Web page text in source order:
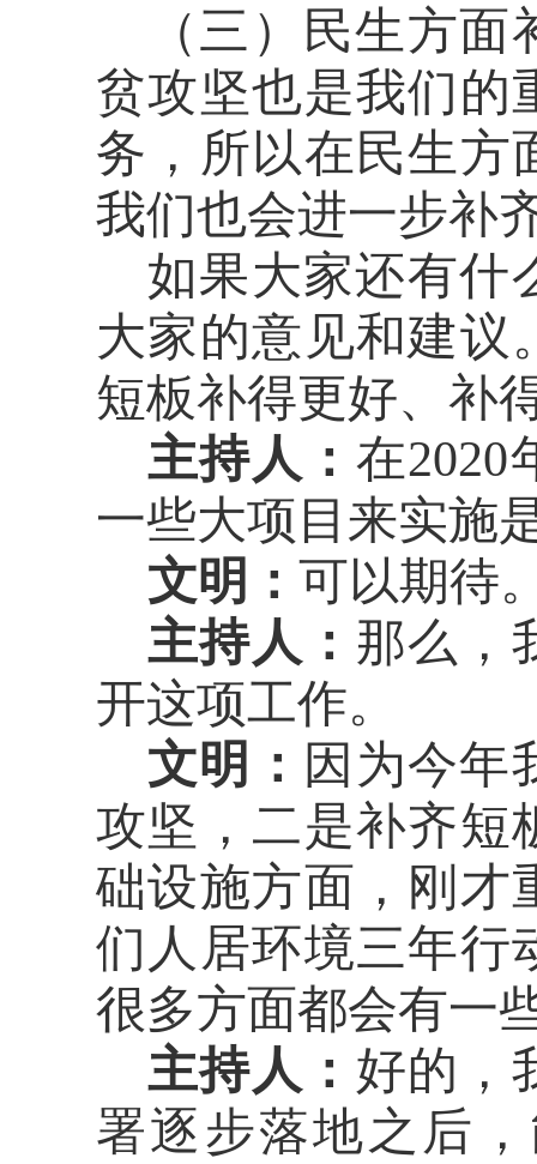
（三）
民生方面
贫攻坚也是我们的
务，所以在民生方
我们也会进一步补
如果大家还有什
大家的意见和建议
短板补得更好、补
主持人： 在2020
一些大项目来实施
文明： 可以期待
主持人： 那么，
开这项工作。
文明： 因为今年
攻坚 ，二是补齐短
础设施方面，刚才
们人居环境三年行
很多方面都会有一
主持人： 好的，
署逐步落地之后